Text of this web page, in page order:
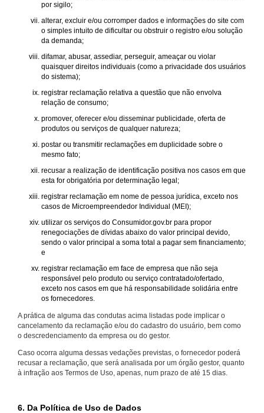
por sigilo;
alterar, excluir e/ou corromper dados e informações do site com
o simples intuito de dificultar ou obstruir o registro e/ou solução
da demanda;
difamar, abusar, assediar, perseguir, ameaçar ou violar
quaisquer direitos individuais (como a privacidade dos usuários
do sistema);
registrar reclamação relativa a questão que não envolva
relação de consumo;
promover, oferecer e/ou disseminar publicidade, oferta de
produtos ou serviços de qualquer natureza;
postar ou transmitir reclamações em duplicidade sobre o
mesmo fato;
recusar a realização de identificação positiva nos casos em que
esta for obrigatória por determinação legal;
registrar reclamação em nome de pessoa jurídica, exceto nos
casos de Microempreendedor Individual (MEI);
utilizar os serviços do Consumidor.gov.br para propor
renegociações de dívidas abaixo do valor principal devido,
sendo o valor principal a soma total a pagar sem financiamento;
e
registrar reclamação em face de empresa que não seja
responsável pelo produto ou serviço contratado/ofertado,
exceto nos casos em que há responsabilidade solidária entre
os fornecedores.
A prática de alguma das condutas acima listadas pode implicar o
cancelamento da reclamação e/ou do cadastro do usuário, bem como
o descredenciamento da empresa ou do gestor.
Caso ocorra alguma dessas vedações previstas, o fornecedor poderá
recusar a reclamação, que será analisada por um órgão gestor, quanto
à infração aos Termos de Uso, apenas, num prazo de até 15 dias.
6. Da Política de Uso de Dados